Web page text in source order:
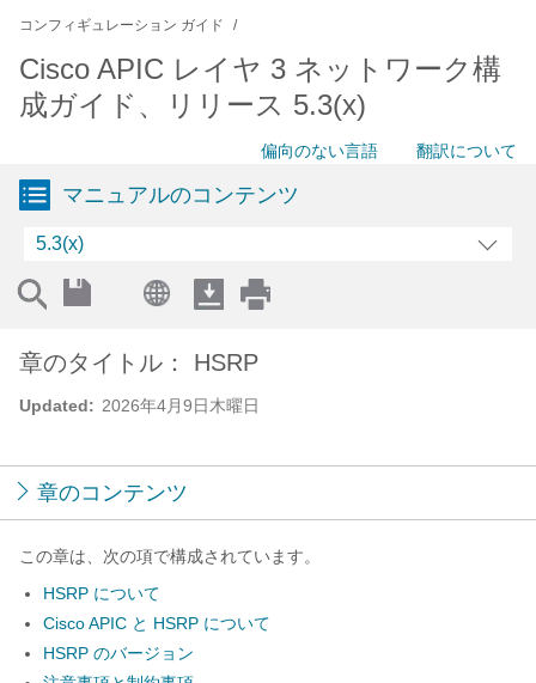
コンフィギュレーション ガイド
Cisco APIC レイヤ 3 ネットワーク構
成ガイド、リリース 5.3(x)
偏向のない言語 翻訳について
マニュアルのコンテンツ
5.3(x)
Updated: 2026年4月9日木曜日
章のタイトル： HSRP
章のコンテンツ
この章は、次の項で構成されています。
HSRP について
Cisco APIC と HSRP について
HSRP のバージョン